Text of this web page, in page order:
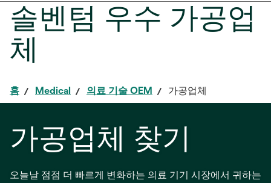
솔벤텀 우수 가공업
체
홈 Medical 의료 기술 OEM 가공업체
가공업체 찾기
오늘날 점점 더 빠르게 변화하는 의료 기기 시장에서 귀하는